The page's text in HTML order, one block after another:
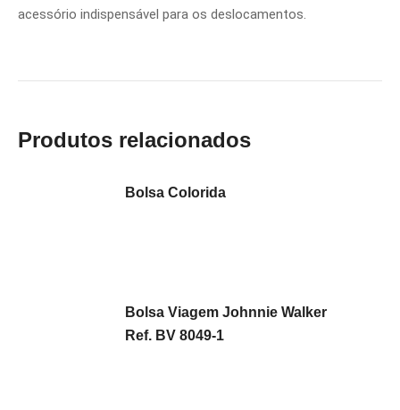
acessório indispensável para os deslocamentos.
Produtos relacionados
Bolsa Colorida
Bolsa Viagem Johnnie Walker
Ref. BV 8049-1